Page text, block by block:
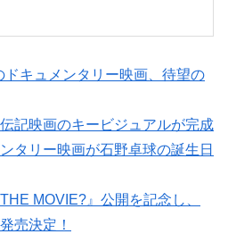
キュメンタリー映画、待望の
記映画のキービジュアルが完成
タリー映画が石野卓球の誕生日
MOVIE?』公開を記念し、
売決定！